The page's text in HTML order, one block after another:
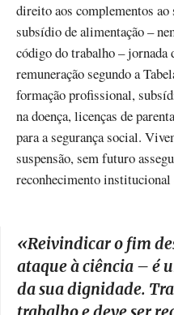
direito aos complementos ao
subsídio de alimentação –
código do trabalho – jornada
remuneração segundo a
formação profissional,
na doença, licenças de
para a segurança social.
suspensão, sem futuro
reconhecimento
«Reivindicar o fim
ataque à ciência – é
da sua dignidade.